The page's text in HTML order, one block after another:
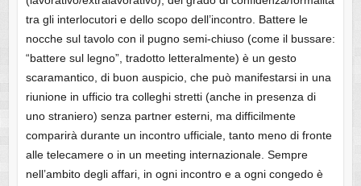
tra gli interlocutori e dello scopo dell’incontro. Battere le
nocche sul tavolo con il pugno semi-chiuso (come il bussare:
“battere sul legno”, tradotto letteralmente) è un gesto
scaramantico, di buon auspicio, che può manifestarsi in una
riunione in ufficio tra colleghi stretti (anche in presenza di
uno straniero) senza partner esterni, ma difficilmente
comparirà durante un incontro ufficiale, tanto meno di fronte
alle telecamere o in un meeting internazionale. Sempre
nell’ambito degli affari, in ogni incontro e a ogni congedo è